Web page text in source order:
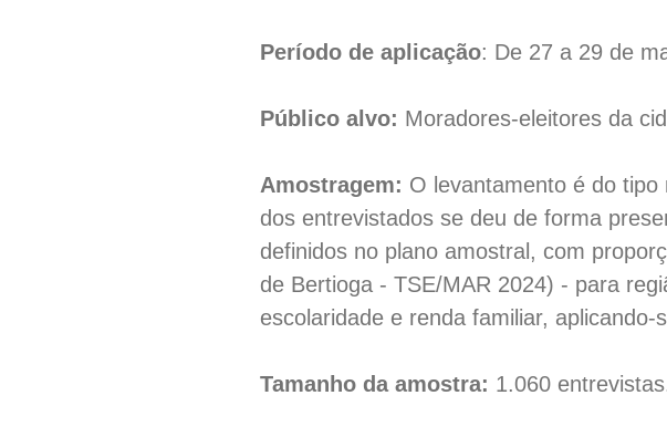
Período de aplicação: De 27 a 29 de
Público alvo: Moradores-eleitores da
Amostragem: O levantamento é do
dos entrevistados se deu de forma
definidos no plano amostral, com
de Bertioga - TSE/MAR 2024) - para
escolaridade e renda familiar,
Tamanho da amostra: 1.060